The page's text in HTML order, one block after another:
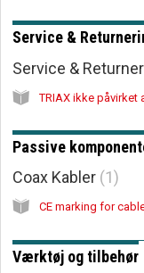
Service &
Service &
TRIAX ikke påvirket
Passive
Coax Kabler 1
CE marking for
Værktøj og tilbehør